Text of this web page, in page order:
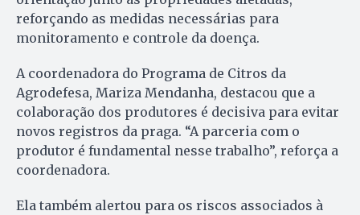
reforçando as medidas necessárias para
monitoramento e controle da doença.
A coordenadora do Programa de Citros da
Agrodefesa, Mariza Mendanha, destacou que a
colaboração dos produtores é decisiva para evitar
novos registros da praga. “A parceria com o
produtor é fundamental nesse trabalho”, reforça a
coordenadora.
Ela também alertou para os riscos associados à